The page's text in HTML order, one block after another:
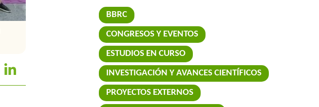
El equipo de investigadores del BBRC casi al completo ha asistido a la Alzheimer’s Association
BBRC
CONGRESOS Y EVENTOS
ESTUDIOS EN CURSO
INVESTIGACIÓN Y AVANCES CIENTÍFICOS
PROYECTOS EXTERNOS